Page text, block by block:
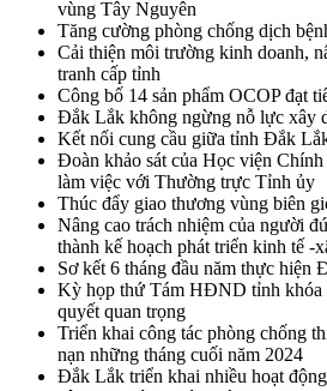
vùng Tây Nguyên
Tăng cường phòng chống dịch
Cải thiện môi trường kinh doanh,
tranh cấp tỉnh
Công bố 14 sản phẩm OCOP đạt
Đắk Lắk không ngừng nỗ lực xây
Kết nối cung cầu giữa tỉnh Đắk
Đoàn khảo sát của Học viện
làm việc với Thường trực Tỉnh ủy
Thúc đẩy giao thương vùng biên
Nâng cao trách nhiệm của người
thành kế hoạch phát triển kinh tế -
Sơ kết 6 tháng đầu năm thực hiện
Kỳ họp thứ Tám HĐND tỉnh khóa
quyết quan trọng
Triển khai công tác phòng chống
nạn những tháng cuối năm 2024
Đắk Lắk triển khai nhiều hoạt